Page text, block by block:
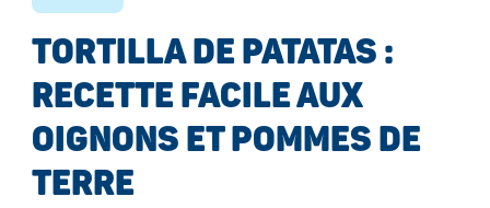
TORTILLA DE PATATAS :
RECETTE FACILE AUX
OIGNONS ET POMMES DE
TERRE